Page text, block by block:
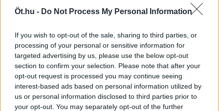
Öt.hu - Do Not Process My Personal Information
If you wish to opt-out of the sale, sharing to third parties, or
processing of your personal or sensitive information for
targeted advertising by us, please use the below opt-out
section to confirm your selection. Please note that after your
opt-out request is processed you may continue seeing
interest-based ads based on personal information utilized by
us or personal information disclosed to third parties prior to
your opt-out. You may separately opt-out of the further
#SZABÓ BORBÁLA
#DOBROWIECKI PÉTER
#MÁTÉ GERGŐ
#JÁNOSSY ANDRÁS
#ORCSIK ROLAND
#SOPOTNIK ZOLTÁN
#ANDRÉ FERENC